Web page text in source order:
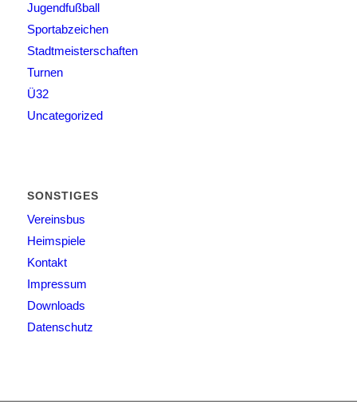
Jugendfußball
Sportabzeichen
Stadtmeisterschaften
Turnen
Ü32
Uncategorized
SONSTIGES
Vereinsbus
Heimspiele
Kontakt
Impressum
Downloads
Datenschutz